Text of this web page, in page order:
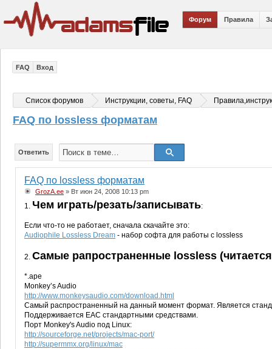
Форум Правила
FAQ Вход
Список форумов Инструкции, советы, FAQ
FAQ по lossless форматам
Ответить
FAQ по lossless форматам
GrozA.ee » Вт июн 24, 2008 10:13 pm
1. Чем играть/резать/записывать:
Если что-то не работает, сначала скачайте это:
Audiophile Lossless Dream - набор софта для работы с lossless
2. Cамые рапространенные lossless
*.ape
Monkey’s Audio
http://www.monkeysaudio.com/download.html
Самый распространенный на данный момент формат. Является
Поддерживается EAC стандартными средствами.
Порт Monkey's Audio под Linux:
http://sourceforge.net/projects/mac-port/
http://supermmx.org/linux/mac